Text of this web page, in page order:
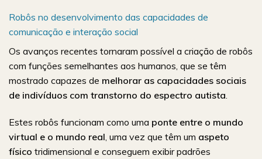
Robôs no desenvolvimento das capacidades de
comunicação e interação social
Os avanços recentes tornaram possível a criação de robôs
com funções semelhantes aos humanos, que se têm
mostrado capazes de melhorar as capacidades sociais
de indivíduos com transtorno do espectro autista
Estes robôs funcionam como uma ponte entre o mundo
virtual e o mundo real , uma vez que têm um aspeto
físico tridimensional e conseguem exibir padrões